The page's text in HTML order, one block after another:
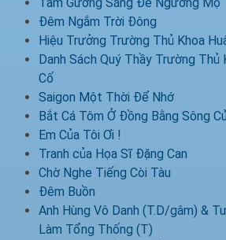
Đêm Ngắm Trời Đông
Hiệu Trưởng Trường Thủ Khoa
Danh Sách Quý Thầy Trường Thủ
Cố
Saigon Một Thời Để Nhớ
Bắt Cá Tôm Ở Đồng Bằng Sông
Em Của Tôi Ơi !
Tranh của Họa Sĩ Đặng Can
Chờ Nghe Tiếng Còi Tàu
Đêm Buồn
Anh Hùng Vô Danh (T.D/gâm) &
Làm Tổng Thống (T)